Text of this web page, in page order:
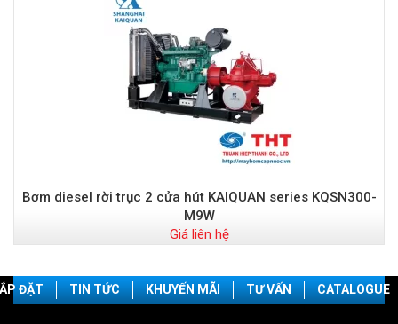
Bơm diesel rời trục 2 cửa hút KAIQUAN series KQSN300-
M9W
Giá liên hệ
ĐẶT TIN TỨC KHUYẾN MÃI TƯ VẤN CATALOGUE